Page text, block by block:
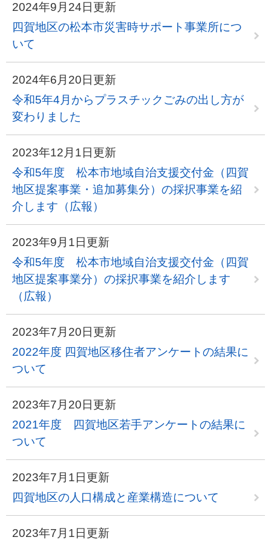
2024年9月24日更新
四賀地区の松本市災害時サポート事業所につ
いて
2024年6月20日更新
令和5年4月からプラスチックごみの出し方が
変わりました
2023年12月1日更新
令和5年度 松本市地域自治支援交付金（四賀
地区提案事業・追加募集分）の採択事業を紹
介します（広報）
2023年9月1日更新
令和5年度 松本市地域自治支援交付金（四賀
地区提案事業分）の採択事業を紹介します
（広報）
2023年7月20日更新
2022年度 四賀地区移住者アンケートの結果に
ついて
2023年7月20日更新
2021年度 四賀地区若手アンケートの結果に
ついて
2023年7月1日更新
四賀地区の人口構成と産業構造について
2023年7月1日更新